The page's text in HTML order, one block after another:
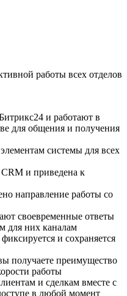
работы всех отделов
и работают в
для общения и получения
системы для всех
CRM и приведена к
направление работы со
своевременные ответы
для них каналам
и сохраняется
получаете преимущество
работы
и сделкам вместе с
в любой момент